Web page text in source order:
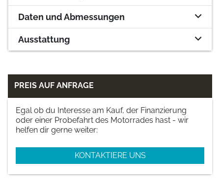
Daten und Abmessungen
Ausstattung
PREIS AUF ANFRAGE
Egal ob du Interesse am Kauf, der Finanzierung
oder einer Probefahrt des Motorrades hast - wir
helfen dir gerne weiter:
KONTAKTIERE UNS